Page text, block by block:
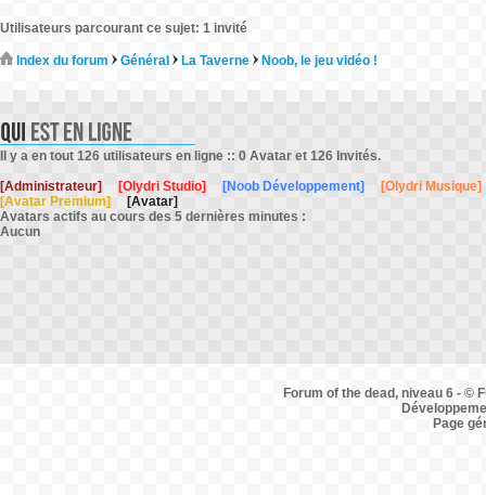
Utilisateurs parcourant ce sujet: 1 invité
Index du forum Général La Taverne Noob, le jeu vidéo !
Il y a en tout 126 utilisateurs en ligne :: 0 Avatar et 126 Invités.
[Administrateur]
[Olydri Studio] [Noob Développement]
[Olydri Musique]
[Avatar Premium]
[Avatar]
Avatars actifs au cours des 5 dernières minutes :
Aucun
Forum of the dead, niveau 6 - ©
Page